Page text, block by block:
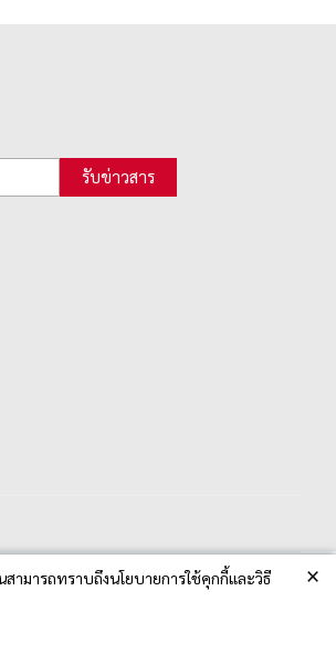
ามารถทราบถึงนโยบายการใช้คุกกี้และวิธี
×
รับข่าวสาร